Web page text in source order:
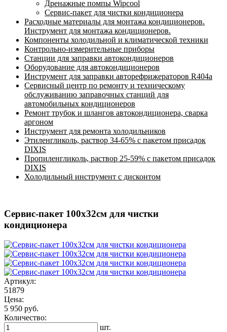
Дренажные помпы Wipcool
Сервис-пакет для чистки кондиционера
Расходные материалы для монтажа кондиционеров.
Инструмент для монтажа кондиционеров.
Компоненты холодильной и климатической техники
Контрольно-измерительные приборы
Станции для заправки автокондиционеров
Оборудование для автокондиционеров
Инструмент для заправки авторефрижераторов R404a
Сервисный центр по ремонту и техническому
обслуживанию заправочных станций для
автомобильных кондиционеров
Ремонт трубок и шлангов автокондиционера, сварка
аргоном
Инструмент для ремонта холодильников
Этиленгликоль, раствор 34-65% с пакетом присадок
DIXIS
Пропиленгликоль, раствор 25-59% с пакетом присадок
DIXIS
Холодильный инструмент с дисконтом
Сервис-пакет 100х32см для чистки
кондиционера
Артикул:
51879
Цена:
5 950 руб.
Количество:
шт.